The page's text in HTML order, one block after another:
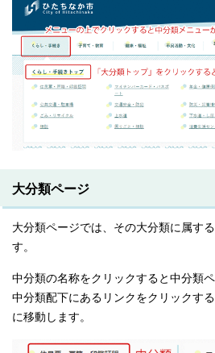
大分類ページ
大分類ページでは、その大分類に属す
す。
中分類の名称をクリックすると中分類
中分類配下にあるリンクをクリックす
に移動します。